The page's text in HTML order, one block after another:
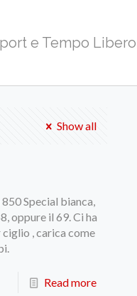
e Tempo Libero
Show all
Special bianca,
oppure il 69. Ci ha
, carica come
Read more